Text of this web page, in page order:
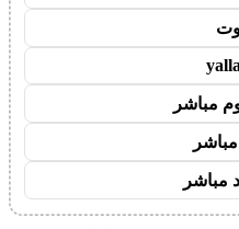
مباشر
مباشر